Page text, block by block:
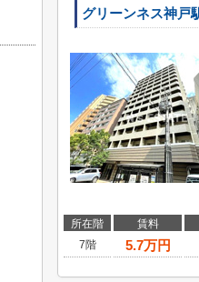
グリーンネス神戸
所在階 賃料
7階
5.7万円